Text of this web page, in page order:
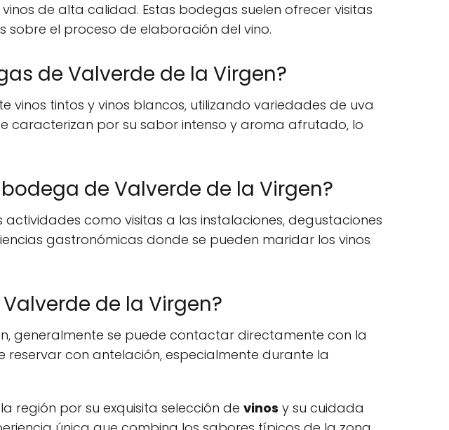
de alta calidad. Estas bodegas suelen ofrecer visitas
el proceso de elaboración del vino.
de Valverde de la Virgen?
vinos tintos y vinos blancos, utilizando variedades de uva
caracterizan por su sabor intenso y aroma afrutado, lo
de Valverde de la Virgen?
como visitas a las instalaciones, degustaciones
gastronómicas donde se pueden maridar los vinos
de la Virgen?
generalmente se puede contactar directamente con la
con antelación, especialmente durante la
región por su exquisita selección de vinos y su cuidada